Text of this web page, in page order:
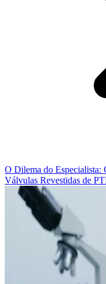
O Dilema do Especialista:
Válvulas Revestidas de